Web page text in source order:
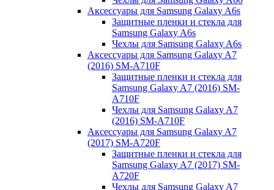
Аксессуары для Samsung Galaxy A6s
Защитные пленки и стекла для
Samsung Galaxy A6s
Чехлы для Samsung Galaxy A6s
Аксессуары для Samsung Galaxy A7
(2016) SM-A710F
Защитные пленки и стекла для
Samsung Galaxy A7 (2016) SM-
A710F
Чехлы для Samsung Galaxy A7
(2016) SM-A710F
Аксессуары для Samsung Galaxy A7
(2017) SM-A720F
Защитные пленки и стекла для
Samsung Galaxy A7 (2017) SM-
A720F
Чехлы для Samsung Galaxy A7